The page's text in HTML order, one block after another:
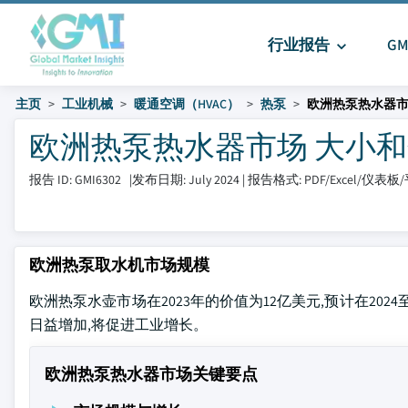
行业报告
主页 工业机械 暖通空调（HVAC） 热泵 欧洲热泵热水器
欧洲热泵热水器市场 大小
报告 ID: GMI6302 |发布日期: July 2024 | 报告格式: PDF/Excel/仪表板
欧洲热泵取水机市场规模
欧洲热泵水壶市场在2023年的价值为12亿美元,预计在
日益增加,将促进工业增长。
欧洲热泵热水器市场关键要点